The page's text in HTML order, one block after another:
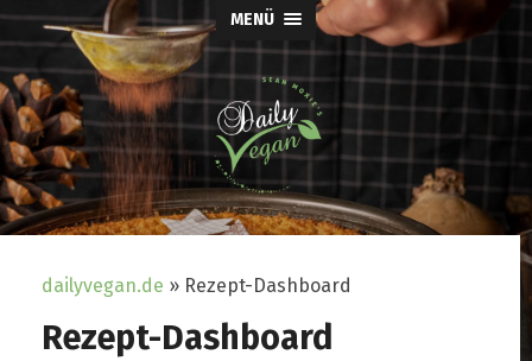
MENÜ
dailyvegan.de » Rezept-Dashboard
Rezept-Dashboard